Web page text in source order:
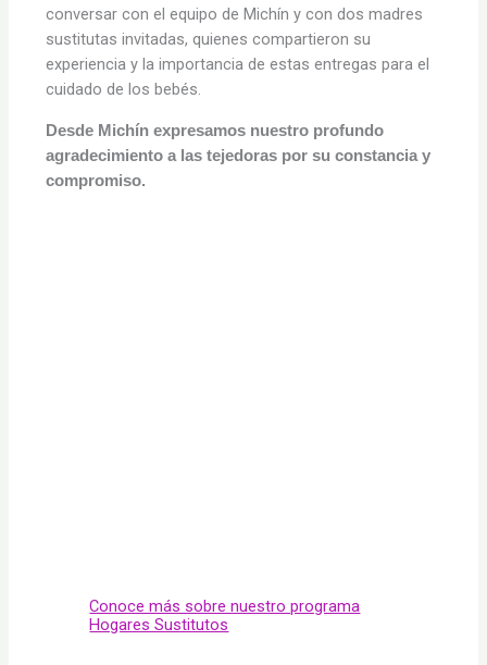
conversar con el equipo de Michín y con dos madres
sustitutas invitadas, quienes compartieron su
experiencia y la importancia de estas entregas para el
cuidado de los bebés.
Desde Michín expresamos nuestro profundo
agradecimiento a las tejedoras por su constancia y
compromiso.
Conoce más sobre nuestro programa
Hogares Sustitutos